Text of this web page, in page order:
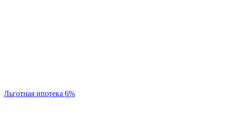
Льготная ипотека 6%